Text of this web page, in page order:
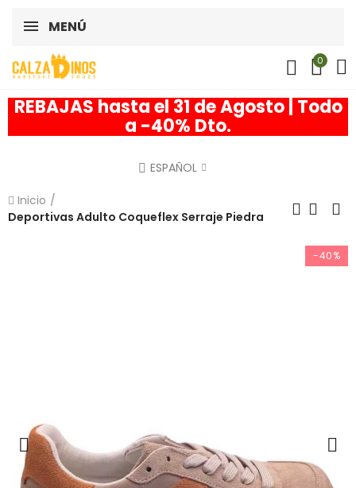
MENÚ
0
REBAJAS hasta el 31 de Agosto | Todo
a -40% Dto.
ESPAÑOL
Inicio
Deportivas Adulto Coqueflex Serraje Piedra
-40%